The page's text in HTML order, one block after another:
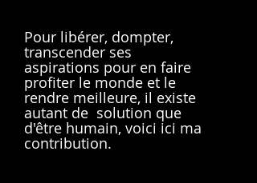
Pour libérer, dompter,
transcender ses
aspirations pour en faire
profiter le monde et le
rendre meilleure, il existe
autant de solution que
d'être humain, voici ici ma
contribution.